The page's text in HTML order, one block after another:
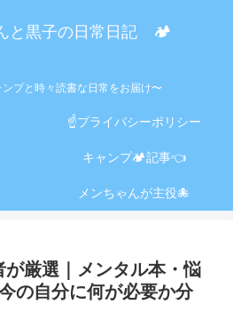
と黒子の日常日記 🏕️
プと時々読書な日常をお届け〜
☝️プライバシーポリシー
キャンプ🏕️記事👈
メンちゃんが主役🐙
厳選｜メンタル本・悩
の自分に何が必要か分